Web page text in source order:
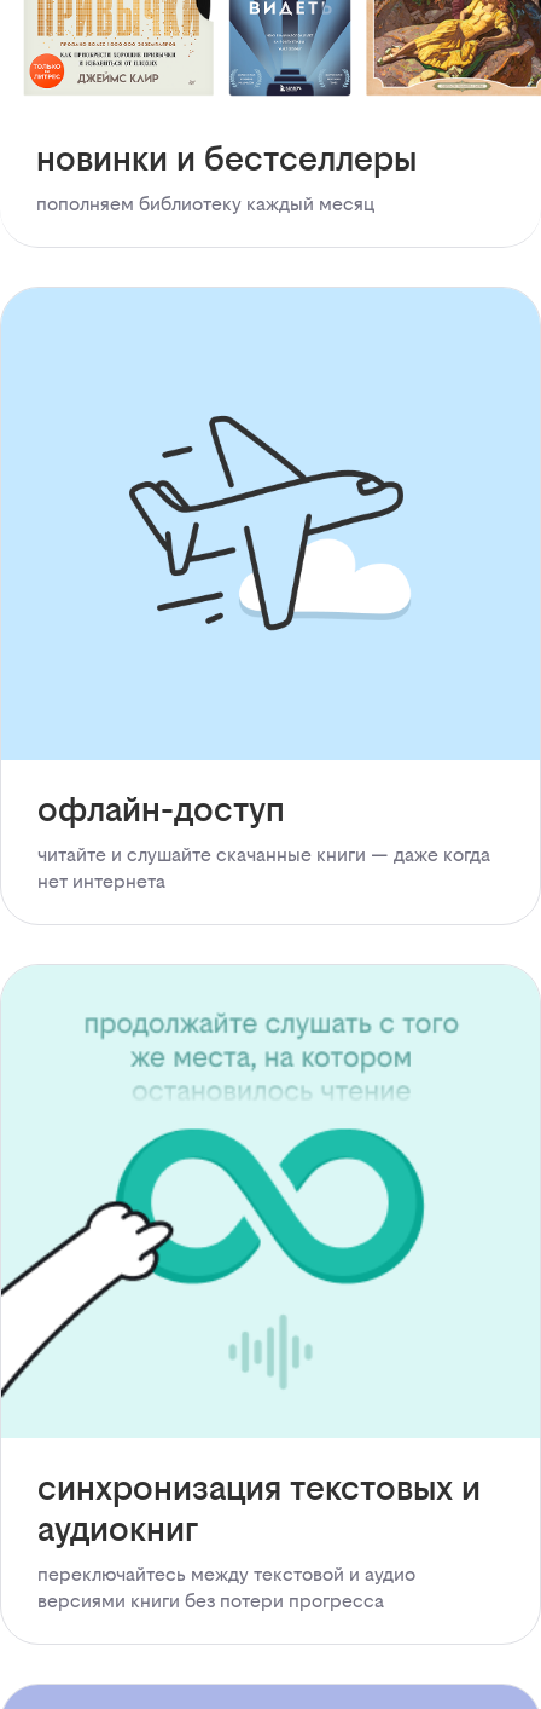
новинки и бестселлеры
пополняем библиотеку каждый месяц
офлайн-доступ
читайте и слушайте скачанные книги — даже когда
нет интернета
синхронизация текстовых и
аудиокниг
переключайтесь между текстовой и аудио
версиями книги без потери прогресса